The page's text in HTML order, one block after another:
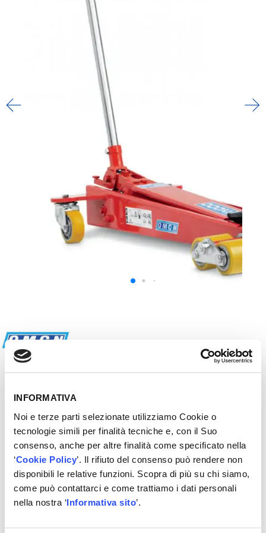
INFORMATIVA
Noi e terze parti selezionate utilizziamo Cookie o
tecnologie simili per finalità tecniche e, con il Suo
consenso, anche per altre finalità come specificato nella
‘Cookie Policy’. Il rifiuto del consenso può rendere non
disponibili le relative funzioni. Scopra di più su chi siamo,
come può contattarci e come trattiamo i dati personali
nella nostra ‘Informativa sito’.
1120/E
2000 kg conrulli basculanti.
VUOI CONOSCERE IL PREZZO?
Registrati!